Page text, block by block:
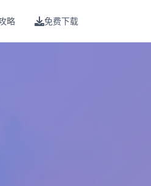
略 免费下载